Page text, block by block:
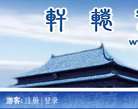
游客:注册|登录